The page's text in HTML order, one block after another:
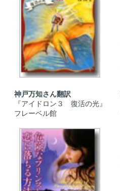
神戸万知さん翻訳
『アイドロン３ 復活の光』
フレーベル館